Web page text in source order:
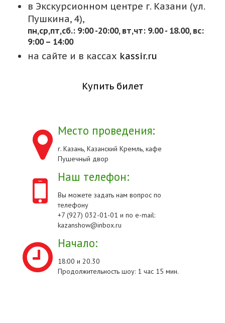
в Экскурсионном центре г. Казани (ул.
Пушкина, 4),
пн,cр,пт,сб.: 9:00 -20:00, вт,чт: 9.00 - 18.00, вс:
9:00 – 14:00
на сайте и в кассах kassir.ru
Купить билет
Место проведения:
г. Казань, Казанский Кремль, кафе
Пушечный двор
Наш телефон:
Вы можете задать нам вопрос по
телефону
+7 (927) 032-01-01 и по e-mail:
kazanshow@inbox.ru
Начало:
18:00 и 20.30
Продолжительность шоу: 1 час 15 мин.